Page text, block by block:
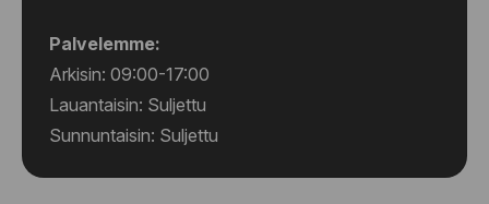
Palvelemme:
Arkisin: 09:00-17:00
Lauantaisin: Suljettu
Sunnuntaisin: Suljettu